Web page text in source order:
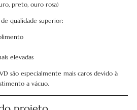
preto, ouro rosa)
de qualidade superior:
elevadas
são especialmente mais caros devido à
a vácuo.